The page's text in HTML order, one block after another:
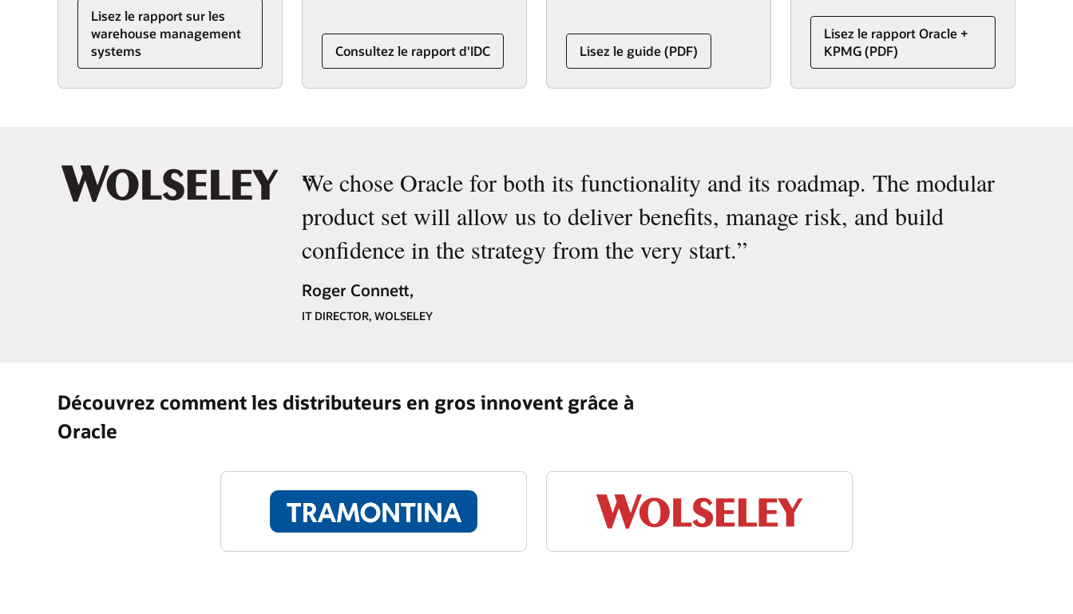
Lisez le rapport sur les
warehouse management
systems
Consultez le rapport d'IDC Lisez le guide (PDF)
Lisez le rapport Oracle +
KPMG (PDF)
“
We chose Oracle for both its functionality and its roadmap. The modular
product set will allow us to deliver benefits, manage risk, and build
confidence in the strategy from the very start.”
Roger Connett,
IT DIRECTOR, WOLSELEY
Découvrez comment les distributeurs en gros innovent grâce à
Oracle